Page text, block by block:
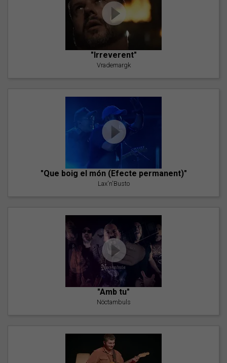
"Irreverent"
Vrademargk
"Que boig el món (Efecte permanent)"
Lax'n'Busto
"Amb tu"
Nöctambuls